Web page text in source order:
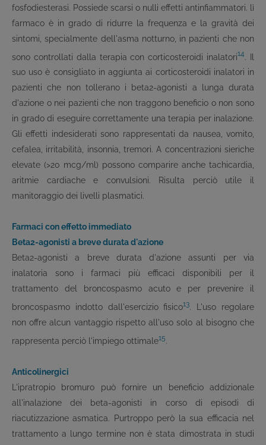
fosfodiesterasi. Possiede scarsi o nulli effetti antinfiammatori. lì
farmaco è in grado di ridurre la frequenza e la gravità dei
sintomi, specialmente dell'asma notturno, in pazienti che non
sono controllati dalla terapia con corticosteroidi inalatori14. Il
suo uso è consigliato in aggiunta ai corticosteroidi inalatori in
pazienti che non tollerano i beta2-agonisti a lunga durata
d'azione o nei pazienti che non traggono beneficio o non sono
in grado di eseguire correttamente una terapia per inalazione.
Gli effetti indesiderati sono rappresentati da nausea, vomito,
cefalea, irritabilità, insonnia, tremori. A concentrazioni sieriche
elevate (>20 mcg/ml) possono comparire anche tachicardia,
aritmie cardiache e convulsioni. Risulta perciò utile il
manitoraggio dei livelli plasmatici.
Farmaci con effetto immediato
Beta2-agonisti a breve durata d'azione
Beta2-agonisti a breve durata d'azione assunti per via
inalatoria sono i farmaci più efficaci disponibili per il
trattamento del broncospasmo acuto e per prevenire il
broncospasmo indotto dall'esercizio fisico13. L'uso regolare
non offre alcun vantaggio rispetto all'uso solo al bisogno che
rappresenta perciò l'impiego ottimale15.
Anticolinergici
L'ipratropio bromuro può fornire un beneficio addizionale
all'inalazione dei beta-agonisti in corso di episodi di
riacutizzazione asmatica. Purtroppo però la sua efficacia nel
trattamento a lungo termine non è stata dimostrata in studi